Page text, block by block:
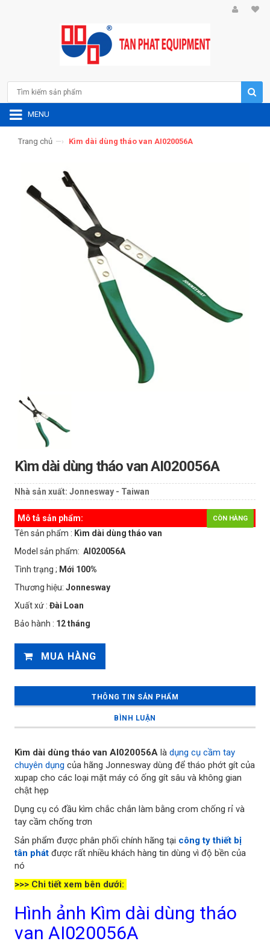
MENU
Trang chủ —› Kìm dài dùng tháo van AI020056A
Kìm dài dùng tháo van AI020056A
Nhà sản xuất: Jonnesway - Taiwan
CÒN HÀNG
Mô tả sản phẩm:
Tên sản phẩm : Kìm dài dùng tháo van
Model sản phẩm: AI020056A
Tình trạng ; Mới 100%
Thương hiệu: Jonnesway
Xuất xứ : Đài Loan
Bảo hành : 12 tháng
MUA HÀNG
THÔNG TIN SẢN PHẨM
BÌNH LUẬN
Kìm dài dùng tháo van AI020056A là dụng cụ cầm tay
chuyên dụng của hãng Jonnesway dùng để tháo phớt gít của
xupap cho các loại mặt máy có ống gít sâu và không gian
chật hẹp
Dụng cụ có đầu kìm chắc chắn làm bằng crom chống rỉ và
tay cầm chống trơn
Sản phẩm được phân phối chính hãng tại công ty thiết bị
tân phát được rất nhiều khách hàng tin dùng vì độ bền của
nó
>>> Chi tiết xem bên dưới:
Hình ảnh Kìm dài dùng tháo
van AI020056A